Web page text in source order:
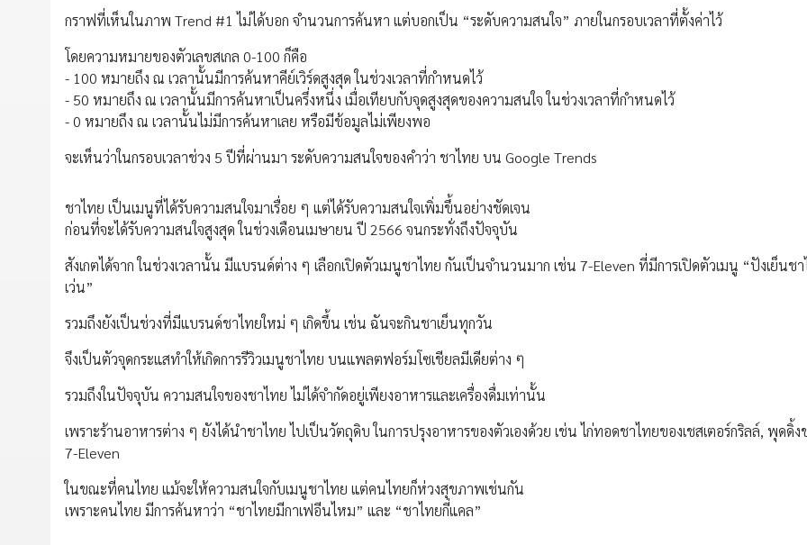
กราฟที่เห็นในภาพ Trend #1 ไม่ได้บอก จำนวนการค้นหา แต่บอกเป็น “ระดับความสนใจ” ภายในกรอบเวลาที่ตั้งค่าไว้
โดยความหมายของตัวเลขสเกล 0-100 ก็คือ
- 100 หมายถึง ณ เวลานั้นมีการค้นหาคีย์เวิร์ดสูงสุด ในช่วงเวลาที่กำหนดไว้
- 50 หมายถึง ณ เวลานั้นมีการค้นหาเป็นครึ่งหนึ่ง เมื่อเทียบกับจุดสูงสุดของความสนใจ ในช่วงเวลาที่กำหนดไว้
- 0 หมายถึง ณ เวลานั้นไม่มีการค้นหาเลย หรือมีข้อมูลไม่เพียงพอ
จะเห็นว่าในกรอบเวลาช่วง 5 ปีที่ผ่านมา ระดับความสนใจของคำว่า ชาไทย บน Google Trends
ชาไทย เป็นเมนูที่ได้รับความสนใจมาเรื่อย ๆ แต่ได้รับความสนใจเพิ่มขึ้นอย่างชัดเจน
ก่อนที่จะได้รับความสนใจสูงสุด ในช่วงเดือนเมษายน ปี 2566 จนกระทั่งถึงปัจจุบัน
สังเกตได้จาก ในช่วงเวลานั้น มีแบรนด์ต่าง ๆ เลือกเปิดตัวเมนูชาไทย กันเป็นจำนวนมาก เช่น 7-Eleven ที่มีการเปิดตัวเมนู “ปังเย็นชา
เว่น”
รวมถึงยังเป็นช่วงที่มีแบรนด์ชาไทยใหม่ ๆ เกิดขึ้น เช่น ฉันจะกินชาเย็นทุกวัน
จึงเป็นตัวจุดกระแสทำให้เกิดการรีวิวเมนูชาไทย บนแพลตฟอร์มโซเชียลมีเดียต่าง ๆ
รวมถึงในปัจจุบัน ความสนใจของชาไทย ไม่ได้จำกัดอยู่เพียงอาหารและเครื่องดื่มเท่านั้น
เพราะร้านอาหารต่าง ๆ ยังได้นำชาไทย ไปเป็นวัตถุดิบ ในการปรุงอาหารของตัวเองด้วย เช่น ไก่ทอดชาไทยของเชสเตอร์กริลล์, พุดดิ้ง
7-Eleven
ในขณะที่คนไทย แม้จะให้ความสนใจกับเมนูชาไทย แต่คนไทยก็ห่วงสุขภาพเช่นกัน
เพราะคนไทย มีการค้นหาว่า “ชาไทยมีกาเฟอีนไหม” และ “ชาไทยกี่แคล”